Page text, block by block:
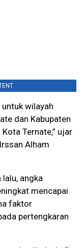
wilayah
dan Kabupaten
Ternate,” ujar
Alham
angka
mencapai
faktor
pertengkaran